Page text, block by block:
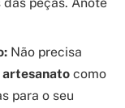
Não precisa
como
para o seu